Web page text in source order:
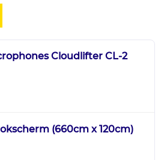
Cloudlifter CL-2
(660cm x 120cm)